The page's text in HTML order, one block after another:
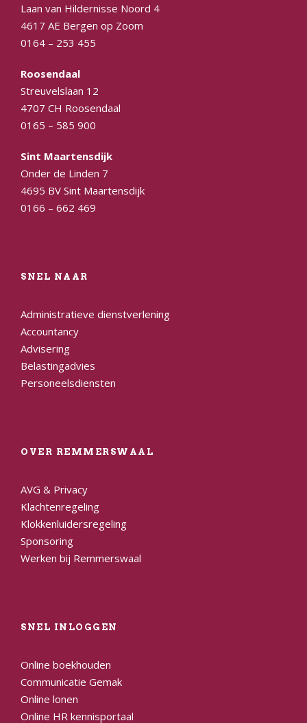
Laan van Hildernisse Noord 4
4617 AE Bergen op Zoom
0164 – 253 455
Roosendaal
Streuvelslaan 12
4707 CH Roosendaal
0165 – 585 900
Sint Maartensdijk
Onder de Linden 7
4695 BV Sint Maartensdijk
0166 – 662 469
SNEL NAAR
Administratieve dienstverlening
Accountancy
Advisering
Belastingadvies
Personeelsdiensten
OVER REMMERSWAAL
AVG & Privacy
Klachtenregeling
Klokkenluidersregeling
Sponsoring
Werken bij Remmerswaal
SNEL INLOGGEN
Online boekhouden
Communicatie Gemak
Online lonen
Online HR kennisportaal